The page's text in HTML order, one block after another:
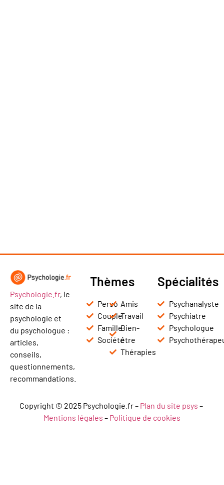
Psychologie.fr, le
site de la
psychologie et
du psychologue :
articles,
conseils,
questionnements,
recommandations.
Thèmes
Perso
Couple
Famille
Société
Amis
Travail
Bien-
être
Thérapies
Spécialités
Psychanalyste
Psychiatre
Psychologue
Copyright © 2025 Psychologie.fr – Plan du site psys –
Mentions légales – Politique de cookies